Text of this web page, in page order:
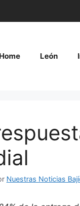
Home León
Nuestras Noticias